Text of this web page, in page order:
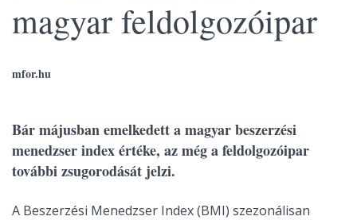
magyar feldolgozóipar
mfor.hu
Bár májusban emelkedett a magyar beszerzési
menedzser index értéke, az még a feldolgozóipar
további zsugorodását jelzi.
A Beszerzési Menedzser Index (BMI) szezonálisan